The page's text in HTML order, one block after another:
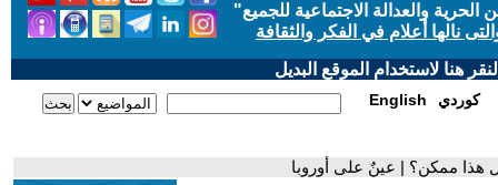
والعدالة الاجتماعية للجميع"
نالها أعلام في الفكر والثقافة
هنا لاستخدام الموقع البديل
English كوردي
هذا ممكن؟ | عينٌ على أوروبا